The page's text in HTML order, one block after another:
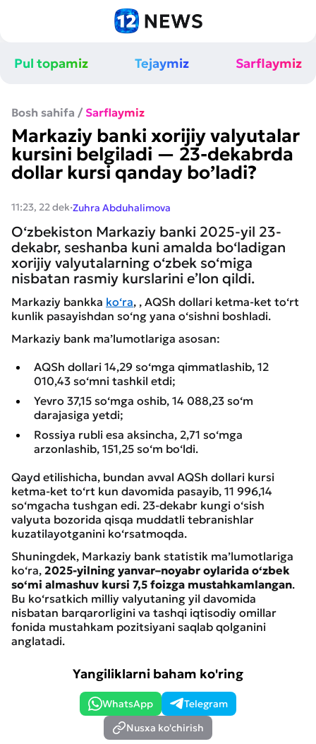
Pul topamiz Tejaymiz Sarflaymiz
Bosh sahifa / Sarflaymiz
Markaziy banki xorijiy valyutalar
kursini belgiladi — 23-dekabrda
dollar kursi qanday bo’ladi?
11:23, 22 dek·Zuhra Abduhalimova
O‘zbekiston Markaziy banki 2025-yil 23-
dekabr, seshanba kuni amalda bo‘ladigan
xorijiy valyutalarning o‘zbek so‘miga
nisbatan rasmiy kurslarini e’lon qildi.
Markaziy bankka ko‘ra, , AQSh dollari ketma-ket to‘rt
kunlik pasayishdan so‘ng yana o‘sishni boshladi.
Markaziy bank ma’lumotlariga asosan:
AQSh dollari 14,29 so‘mga qimmatlashib, 12
010,43 so‘mni tashkil etdi;
Yevro 37,15 so‘mga oshib, 14 088,23 so‘m
darajasiga yetdi;
Rossiya rubli esa aksincha, 2,71 so‘mga
arzonlashib, 151,25 so‘m bo‘ldi.
Qayd etilishicha, bundan avval AQSh dollari kursi
ketma-ket to‘rt kun davomida pasayib, 11 996,14
so‘mgacha tushgan edi. 23-dekabr kungi o‘sish
valyuta bozorida qisqa muddatli tebranishlar
kuzatilayotganini ko‘rsatmoqda.
Shuningdek, Markaziy bank statistik ma’lumotlariga
ko‘ra, 2025-yilning yanvar–noyabr oylarida o‘zbek
so‘mi almashuv kursi 7,5 foizga mustahkamlangan.
Bu ko‘rsatkich milliy valyutaning yil davomida
nisbatan barqarorligini va tashqi iqtisodiy omillar
fonida mustahkam pozitsiyani saqlab qolganini
anglatadi.
Yangiliklarni baham ko'ring
WhatsApp
Telegram
Nusxa ko'chirish